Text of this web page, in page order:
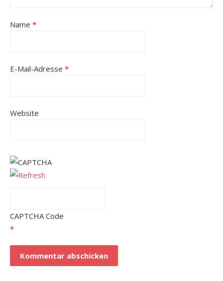
Name *
E-Mail-Adresse *
Website
CAPTCHA Code
*